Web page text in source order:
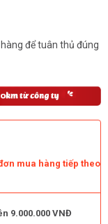
hóc khi sử dụng
dùng vận hành liên
sự cố hỏng hóc.
ứng dụng trong
sử dụng để bơm
bị như cầu nâng,
để tuân thủ đúng
mua hàng tiếp theo
9.000.000 VNĐ